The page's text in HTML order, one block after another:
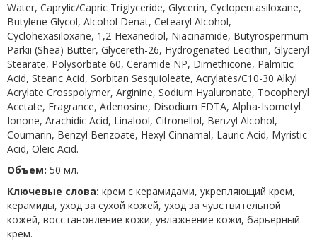
Water, Caprylic/Capric Triglyceride, Glycerin, Cyclopentasiloxane,
Butylene Glycol, Alcohol Denat, Cetearyl Alcohol,
Cyclohexasiloxane, 1,2-Hexanediol, Niacinamide, Butyrospermum
Parkii (Shea) Butter, Glycereth-26, Hydrogenated Lecithin, Glyceryl
Stearate, Polysorbate 60, Ceramide NP, Dimethicone, Palmitic
Acid, Stearic Acid, Sorbitan Sesquioleate, Acrylates/C10-30 Alkyl
Acrylate Crosspolymer, Arginine, Sodium Hyaluronate, Tocopheryl
Acetate, Fragrance, Adenosine, Disodium EDTA, Alpha-Isometyl
Ionone, Arachidic Acid, Linalool, Citronellol, Benzyl Alcohol,
Coumarin, Benzyl Benzoate, Hexyl Cinnamal, Lauric Acid, Myristic
Acid, Oleic Acid.
Объем: 50 мл.
Ключевые слова: крем с керамидами, укрепляющий крем,
керамиды, уход за сухой кожей, уход за чувствительной
кожей, восстановление кожи, увлажнение кожи, барьерный
крем.